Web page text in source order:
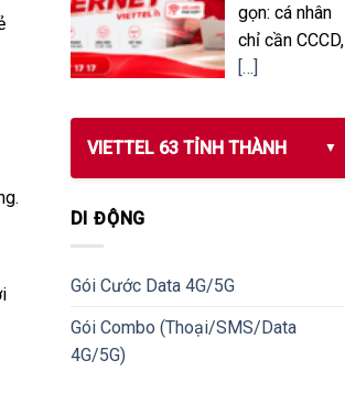
gọn: cá nhân
chỉ cần CCCD,
[…]
VIETTEL 63 TỈNH THÀNH
DI ĐỘNG
Gói Cước Data 4G/5G
Gói Combo (Thoại/SMS/Data
4G/5G)